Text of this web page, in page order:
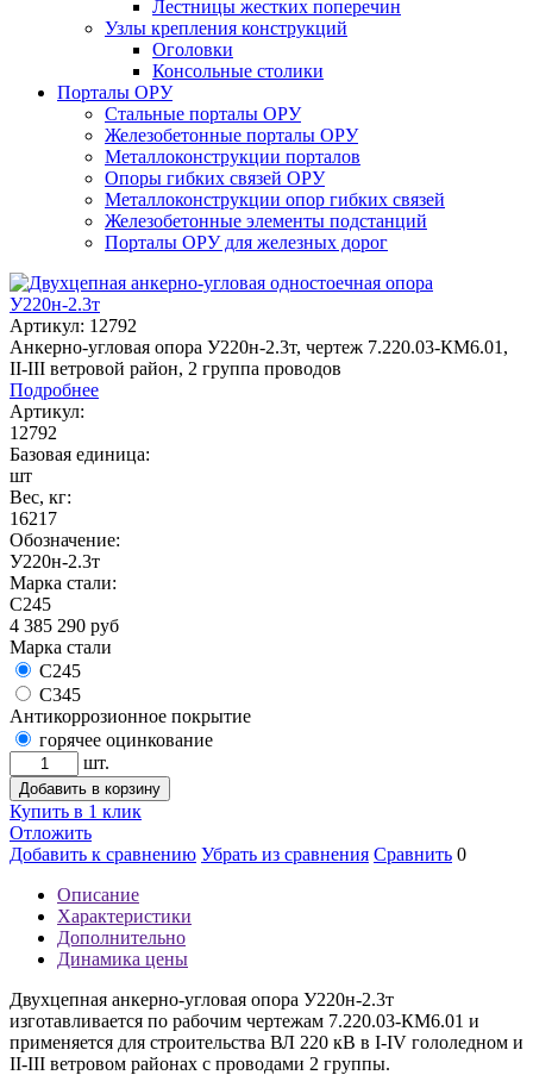
Лестницы жестких поперечин
Узлы крепления конструкций
Оголовки
Консольные столики
Порталы ОРУ
Стальные порталы ОРУ
Железобетонные порталы ОРУ
Металлоконструкции порталов
Опоры гибких связей ОРУ
Металлоконструкции опор гибких связей
Железобетонные элементы подстанций
Порталы ОРУ для железных дорог
Артикул: 12792
Анкерно-угловая опора У220н-2.3т, чертеж 7.220.03-КМ6.01,
II-III ветровой район, 2 группа проводов
Подробнее
Артикул:
12792
Базовая единица:
шт
Вес, кг:
16217
Обозначение:
У220н-2.3т
Марка стали:
С245
4 385 290 руб
Марка стали
С245
С345
Антикоррозионное покрытие
горячее оцинкование
шт.
Добавить в корзину
Купить в 1 клик
Отложить
Добавить к сравнению Убрать из сравнения Сравнить 0
Описание
Характеристики
Дополнительно
Динамика цены
Двухцепная анкерно-угловая опора У220н-2.3т
изготавливается по рабочим чертежам 7.220.03-КМ6.01 и
применяется для строительства ВЛ 220 кВ в I-IV гололедном и
II-III ветровом районах с проводами 2 группы.